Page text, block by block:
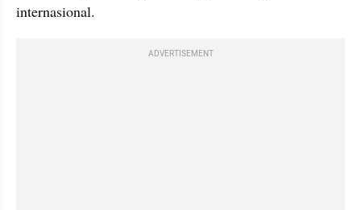
internasional.
ADVERTISEMENT